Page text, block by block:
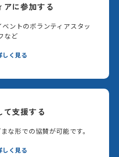
アに参加する
ントのボランティアスタッ
など
しく見る
て支援する
な形での協賛が可能です。
しく見る